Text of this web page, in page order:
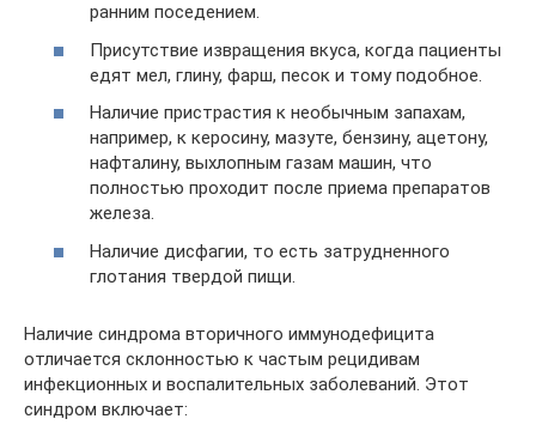
ранним поседением.
Присутствие извращения вкуса, когда пациенты
едят мел, глину, фарш, песок и тому подобное.
Наличие пристрастия к необычным запахам,
например, к керосину, мазуте, бензину, ацетону,
нафталину, выхлопным газам машин, что
полностью проходит после приема препаратов
железа.
Наличие дисфагии, то есть затрудненного
глотания твердой пищи.
Наличие синдрома вторичного иммунодефицита
отличается склонностью к частым рецидивам
инфекционных и воспалительных заболеваний. Этот
синдром включает: